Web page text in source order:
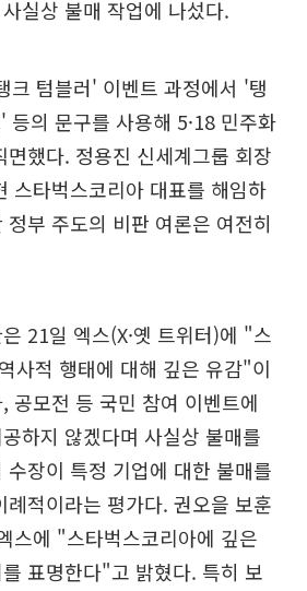
실상 불매 작업에 나섰다.
크 텀블러' 이벤트 과정에서 '탱
의 문구를 사용해 5·18 민주화
했다. 정용진 신세계그룹 회장
스타벅스코리아 대표를 해임하
부 주도의 비판 여론은 여전히
21일 엑스(X·옛 트위터)에 "스
사적 행태에 대해 깊은 유감"이
공모전 등 국민 참여 이벤트에
하지 않겠다며 사실상 불매를
수장이 특정 기업에 대한 불매를
례적이라는 평가다. 권오을 보훈
스에 "스타벅스코리아에 깊은
표명한다"고 밝혔다. 특히 보